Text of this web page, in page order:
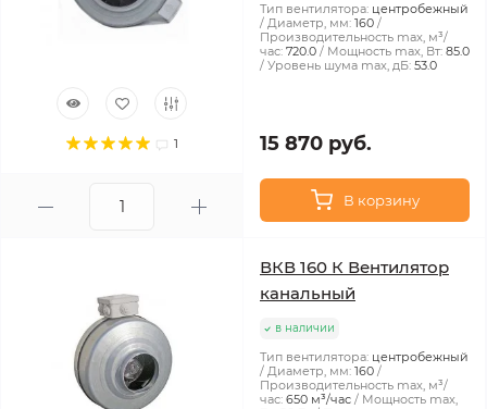
1
Тип вентилятора: центробежный
Диаметр, мм: 160
Производительность max, м³/
час: 720.0 Мощность max, Вт: 85.0
Уровень шума max, дБ: 53.0
15 870 руб.
В корзину
ВКВ 160 К Вентилятор
канальный
в наличии
Тип вентилятора: центробежный
Диаметр, мм: 160
Производительность max, м³/
час: 650 м³/час
Мощность max,